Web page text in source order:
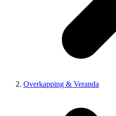
Overkapping & Veranda